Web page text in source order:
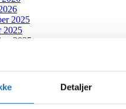
Detaljer
2025
2025
2025
2025